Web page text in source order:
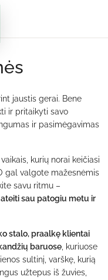
jaustis gerai. Bene
ir pritaikyti savo
ir pasimėgavimas
kurių norai keičiasi
gal valgote mažesnėmis
savu ritmu –
sau patogiu metu ir
stalo, praalkę klientai
baruose , kuriuose
sultinį, varškę, kurią
užtepus iš žuvies,